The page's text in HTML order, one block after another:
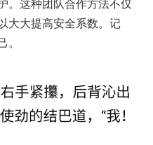
。这种团队合作方法不仅
大大提高安全系数。记